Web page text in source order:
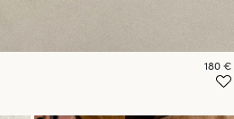
Prix
180 €